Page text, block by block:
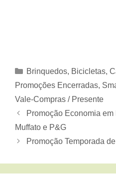
Categorias
Brinquedos, Bicicletas,
Promoções Encerradas,
Vale-Compras / Presente
Promoção Economia
Muffato e P&G
Promoção Temporada